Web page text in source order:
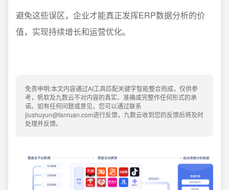
避免这些误区，企业才能真正发挥ERP数据分析的价
值，实现持续增长和运营优化。
免责申明:本文内容通过AI工具匹配关键字智能整合而成，仅供参
考，帆软及九数云不对内容的真实、准确或完整作任何形式的承
诺。如有任何问题或意见，您可以通过联系
jiushuyun@fanruan.com进行反馈，九数云收到您的反馈后将及时
处理并反馈。